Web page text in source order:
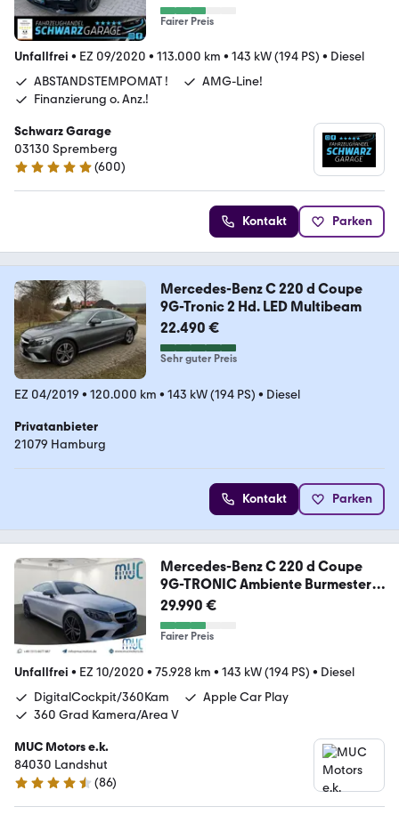
Fairer Preis
Unfallfrei • EZ 09/2020 • 113.000 km • 143 kW (194 PS) • Diesel
ABSTANDSTEMPOMAT !
AMG-Line!
Finanzierung o. Anz.!
Schwarz Garage
03130 Spremberg
4.9 Sterne
(600)
Kontakt Parken
Mercedes-Benz C 220 d Coupe
9G-Tronic 2 Hd. LED Multibeam
22.490 €
Sehr guter Preis
EZ 04/2019 • 120.000 km • 143 kW (194 PS) • Diesel
Privatanbieter
21079 Hamburg
Kontakt Parken
Mercedes-Benz C 220 d Coupe
9G-TRONIC Ambiente Burmester
Pano
29.990 €
Fairer Preis
Unfallfrei • EZ 10/2020 • 75.928 km • 143 kW (194 PS) • Diesel
DigitalCockpit/360Kam
Apple Car Play
360 Grad Kamera/Area V
MUC Motors e.k.
84030 Landshut
4.7 Sterne
(86)